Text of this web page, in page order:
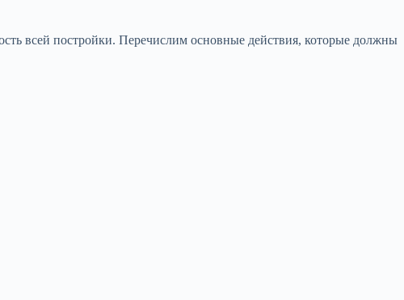
всей постройки. Перечислим основные действия, которые должны